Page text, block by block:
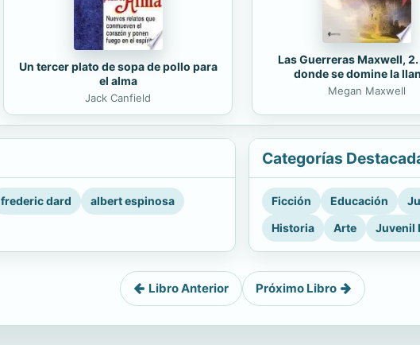
Un tercer plato de sopa de pollo para
el alma
Jack Canfield
Las Guerreras Maxwell, 2.
donde se domine la
Megan Maxwell
frederic dard
albert espinosa
Categorías
Ficción Educación
Historia
Arte Juvenil
Libro Anterior Próximo Libro